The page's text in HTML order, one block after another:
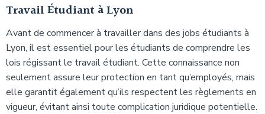
Travail Étudiant à Lyon
Avant de commencer à travailler dans des jobs étudiants à
Lyon, il est essentiel pour les étudiants de comprendre les
lois régissant le travail étudiant. Cette connaissance non
seulement assure leur protection en tant qu’employés, mais
elle garantit également qu’ils respectent les règlements en
vigueur, évitant ainsi toute complication juridique potentielle.